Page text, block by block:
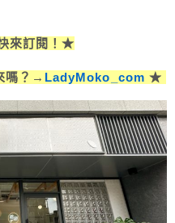
來訂閱！★
嗎？→ LadyMoko_com ★